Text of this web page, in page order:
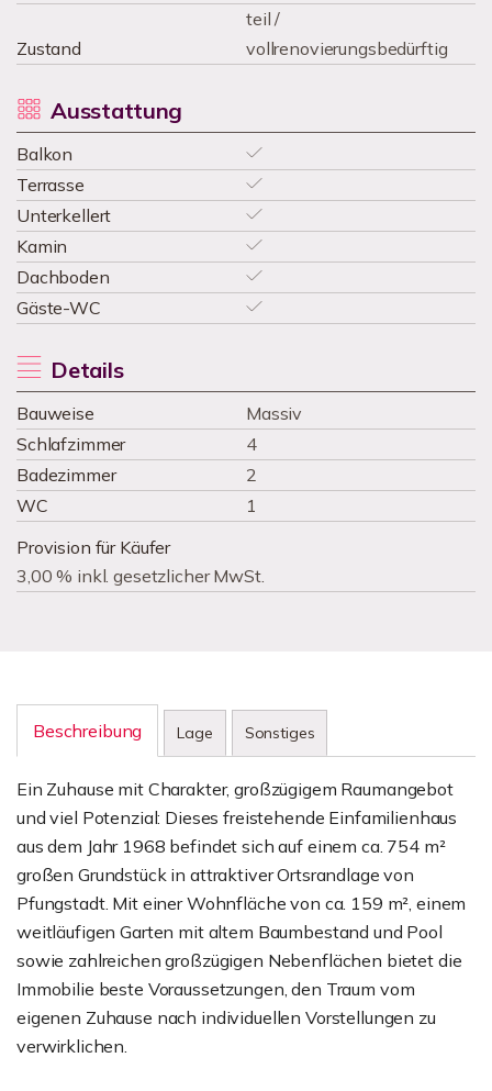
Zustand
teil /
vollrenovierungsbedürftig
Ausstattung
Balkon
Terrasse
Unterkellert
Kamin
Dachboden
Gäste-WC
Details
Bauweise
Massiv
Schlafzimmer
4
Badezimmer
2
WC
1
Provision für Käufer
3,00 % inkl. gesetzlicher MwSt.
Beschreibung Lage Sonstiges
Ein Zuhause mit Charakter, großzügigem Raumangebot
und viel Potenzial: Dieses freistehende Einfamilienhaus
aus dem Jahr 1968 befindet sich auf einem ca. 754 m²
großen Grundstück in attraktiver Ortsrandlage von
Pfungstadt. Mit einer Wohnfläche von ca. 159 m², einem
weitläufigen Garten mit altem Baumbestand und Pool
sowie zahlreichen großzügigen Nebenflächen bietet die
Immobilie beste Voraussetzungen, den Traum vom
eigenen Zuhause nach individuellen Vorstellungen zu
verwirklichen.